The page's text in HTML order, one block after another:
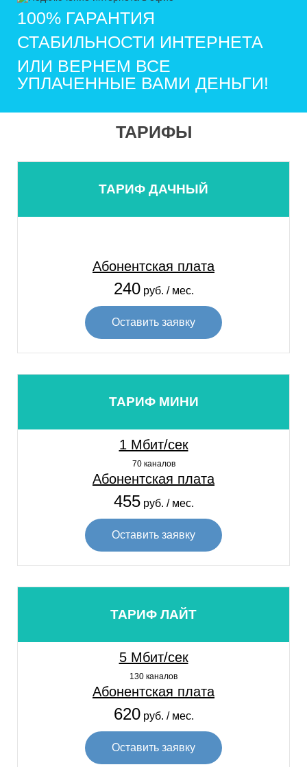
100% ГАРАНТИЯ
СТАБИЛЬНОСТИ ИНТЕРНЕТА
ИЛИ ВЕРНЕМ ВСЕ
УПЛАЧЕННЫЕ ВАМИ ДЕНЬГИ!
ТАРИФЫ
ТАРИФ ДАЧНЫЙ
Абонентская плата
240руб. / мес.
Оставить заявку
ТАРИФ МИНИ
1 Мбит/сек
70 каналов
Абонентская плата
455руб. / мес.
Оставить заявку
ТАРИФ ЛАЙТ
5 Мбит/сек
130 каналов
Абонентская плата
620руб. / мес.
Оставить заявку